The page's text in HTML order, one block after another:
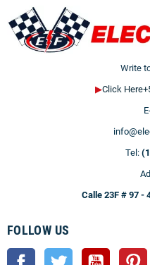
Write
▶Click
Tel:
Calle 23F # 97 -
FOLLOW US
Facebook Twitter YouTube